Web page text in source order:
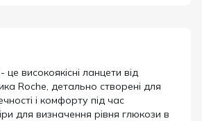
високоякісні ланцети від
Roche, детально створені для
і комфорту під час
для визначення рівня глюкози в